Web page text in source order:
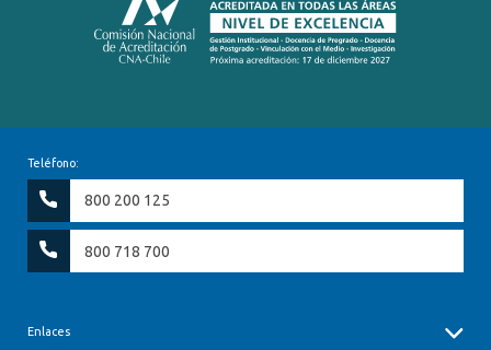
Teléfono:
800 200 125
800 718 700
Enlaces